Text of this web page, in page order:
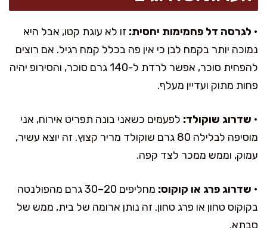
• לגרסה דל פחמימות יחסית: זו לא עוגת קטו, אבל היא
נמוכה יותר בקמח לבן כי אין פה בכלל קמח רגיל. אם רוצים
להפחית סוכר, אפשר לרדת ל-140 גרם סוכר, והסירופ יהיה
פחות מתוק ועדיין מעלף.
• שדרוג שוקולד: לפעמים כשאני בונה תפריט אירוח, אני
מוסיפה לבלילה 80 גרם שוקולד מריר קצוץ. זה יוצא עשיר,
עמוק, וממש ממכר לצד קפה.
• שדרוג פרג או קוקוס:
מחליפים 20–30 גרם מהפולנטה
בקוקוס טחון או פרג טחון. זה נותן ארומה של בית, ממש של
סבתא.